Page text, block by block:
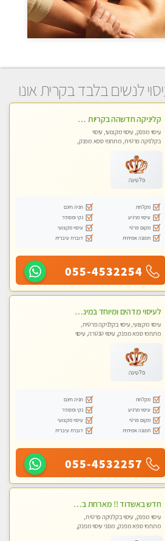
לנשים בלבד בקרית אונו
קליניקה חדשהה בקריות מעסה איכותית מפנקת ומקצועית מאוד+נשים +זוגות
עיסוי מפנק, עיסוי מקצועי, עיסוי
בקלניקה פרטית, מתחמי ספא מפנק,
לנשים בלבד
פלטינה
מקלחת
חניה חינם
עיסוי מרגיע
נקי ומסודר
מקום פרטי
עיסוי מקצועי
תמונה אמיתית
דוברת עיברית
055-4532254
לעיסוי מדהים ומיוחד במינו !!מומלץ לחלוטין!!ללא מין !!
עיסוי מקצועי, עיסוי בקלניקה פרטית,
מתחמי ספא מפנק, עיסוי טנטרה, עיסוי
פלטינה
מקלחת
חניה חינם
עיסוי מרגיע
נקי ומסודר
מקום פרטי
עיסוי מקצועי
תמונה אמיתית
דוברת עיברית
055-4532257
חדש באשדוד !! מארחת בדירתי באופן פרטי ודיסקרטי מקום יפה מסודר נקי ואווירה נעימה יחס טוב בבית חםללא מין !!
עיסוי מפנק, עיסוי בקלניקה פרטית,
מתחמי ספא מפנק, מכוני עיסוי מפנק,